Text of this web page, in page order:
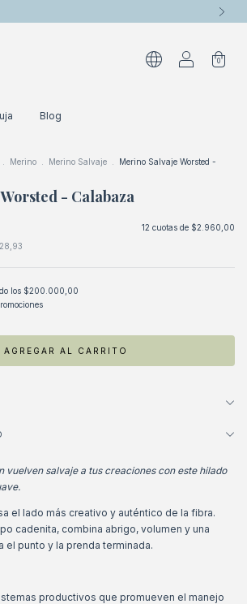
0
Blog
Merino Merino Salvaje
Merino Salvaje Worsted -
- Calabaza
12 cuotas de $2.960,00
los $200.000,00
vuelven salvaje a tus creaciones con este hilado
el lado más creativo y auténtico de la fibra.
cadenita, combina abrigo, volumen y una
el punto y la prenda terminada.
productivos que promueven el manejo